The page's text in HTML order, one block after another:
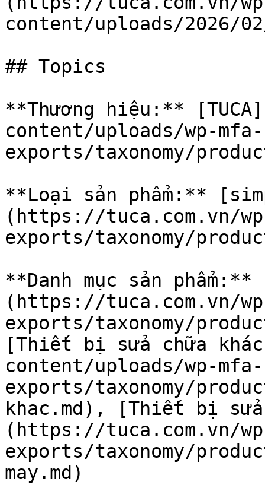
content/uploads/2026/
## Topics
**Thương hiệu:**
content/uploads/wp-mfa-
exports/taxonomy/
**Loại sản phẩm:**
(https://tuca.com.vn/
exports/taxonomy/
**Danh mục sản
(https://tuca.com.vn/
exports/taxonomy/
[Thiết bị sửa chữa
content/uploads/wp-mfa-
exports/taxonomy/
khac.md), [Thiết bị sửa
(https://tuca.com.vn/
exports/taxonomy/
may.md)